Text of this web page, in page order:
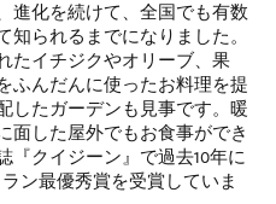
進化を続けて、全国でも有数
られるまでになりました。
たイチジクやオリーブ、果
ふんだんに使ったお料理を提
したガーデンも見事です。暖
面した屋外でもお食事ができ
『クイジーン』で過去10年に
ン最優秀賞を受賞していま